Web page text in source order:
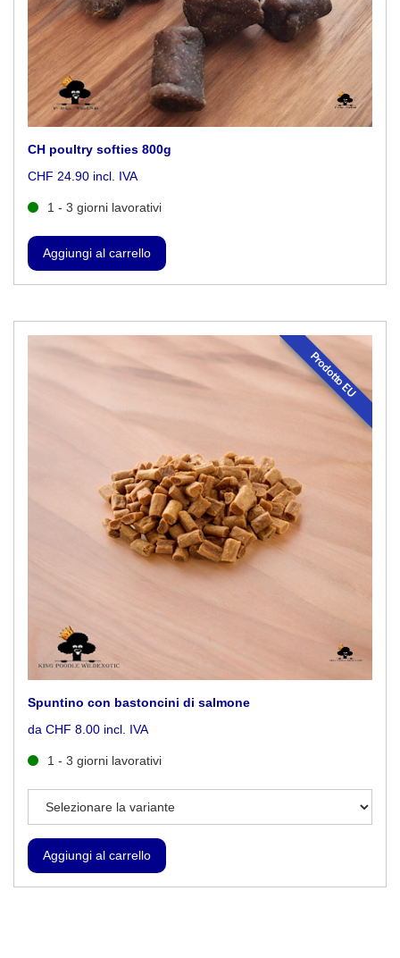
CH poultry softies 800g
CHF 24.90 incl. IVA
1 - 3 giorni lavorativi
Prodotto EU
Spuntino con bastoncini di salmone
da CHF 8.00 incl. IVA
1 - 3 giorni lavorativi